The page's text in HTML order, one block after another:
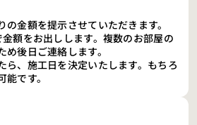
金額を提示させていただきます。
額をお出しします。複数のお部屋の
後日ご連絡します。
ら、施工日を決定いたします。もちろ
です。